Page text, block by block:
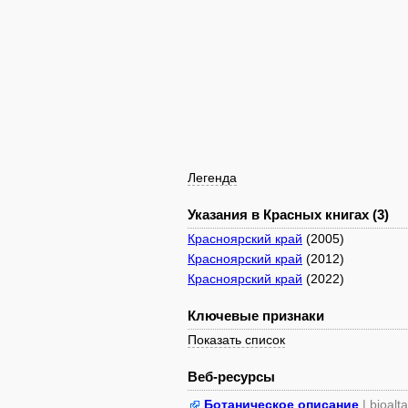
Легенда
Указания в Красных книгах (3)
Красноярский край (2005)
Красноярский край (2012)
Красноярский край (2022)
Ключевые признаки
Показать список
Веб-ресурсы
Ботаническое описание |